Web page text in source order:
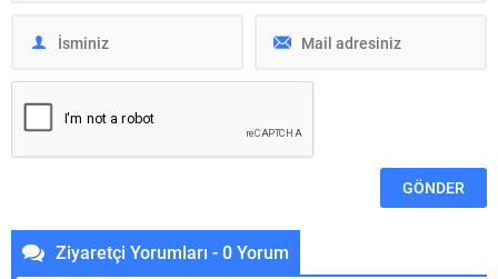
Ziyaretçi Yorumları - 0 Yorum